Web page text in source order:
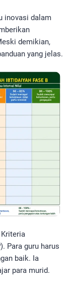
inovasi dalam
demikian,
yang jelas.
Para guru harus
baik. Ia
para murid.